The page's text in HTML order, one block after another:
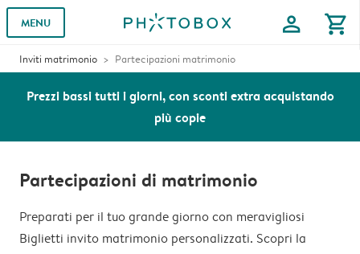
MENU profile shopping_cart
Inviti matrimonio Partecipazioni matrimonio
Prezzi bassi tutti i giorni, con sconti extra acquistando
più copie
Partecipazioni di matrimonio
Preparati per il tuo grande giorno con meravigliosi
Biglietti invito matrimonio personalizzati. Scopri la